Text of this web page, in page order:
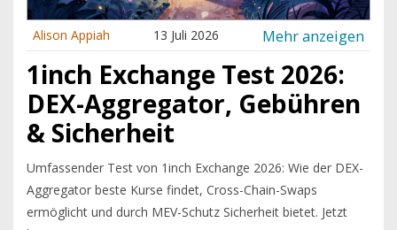
Alison Appiah 13 Juli 2026 Mehr anzeigen
1inch Exchange Test 2026:
DEX-Aggregator, Gebühren
& Sicherheit
Umfassender Test von 1inch Exchange 2026: Wie der DEX-
Aggregator beste Kurse findet, Cross-Chain-Swaps
ermöglicht und durch MEV-Schutz Sicherheit bietet. Jetzt